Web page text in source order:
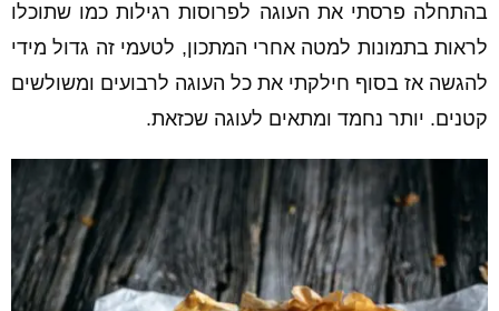
בהתחלה פרסתי את העוגה לפרוסות רגילות כמו שתוכלו
לראות בתמונות למטה אחרי המתכון, לטעמי זה גדול מידי
להגשה אז בסוף חילקתי את כל העוגה לרבועים ומשולשים
קטנים. יותר נחמד ומתאים לעוגה שכזאת.